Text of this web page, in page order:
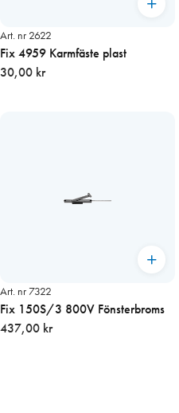
Art. nr 2622
Fix 4959 Karmfäste plast
30,00 kr
Art. nr 7322
Fix 150S/3 800V Fönsterbroms
437,00 kr